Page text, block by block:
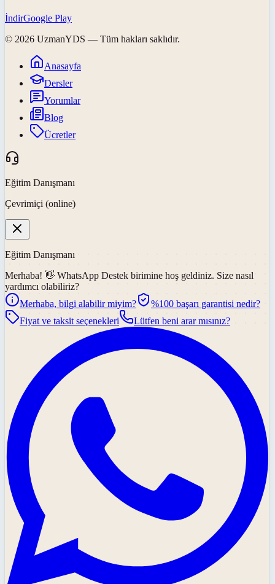
İndirGoogle Play
© 2026 UzmanYDS — Tüm hakları saklıdır.
Anasayfa
Dersler
Yorumlar
Blog
Ücretler
Eğitim Danışmanı
Çevrimiçi (online)
Eğitim Danışmanı
Merhaba! 👋 WhatsApp Destek birimine hoş geldiniz. Size nasıl
yardımcı olabiliriz?
Merhaba, bilgi alabilir miyim?
%100 başarı garantisi nedir?
Fiyat ve taksit seçenekleri
Lütfen beni arar mısınız?